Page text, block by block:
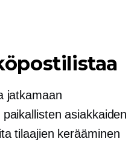
jatkamaan
asiakkaiden
tilaajien kerääminen